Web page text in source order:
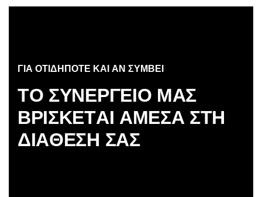
ΓΙΑ ΟΤΙΔΗΠΟΤΕ ΚΑΙ ΑΝ ΣΥΜΒΕΙ
ΤΟ ΣΥΝΕΡΓΕΙΟ ΜΑΣ
ΒΡΙΣΚΕΤΑΙ ΑΜΕΣΑ ΣΤΗ
ΔΙΑΘΕΣΗ ΣΑΣ